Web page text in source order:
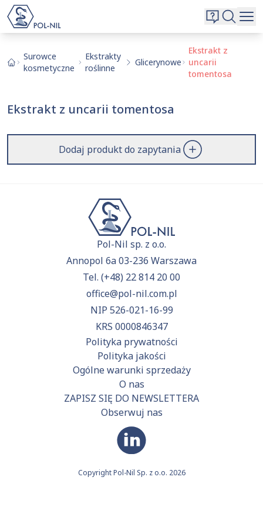
O nas
Surowce
kosmetyczne
Ekstrakty
roślinne
Glicerynowe
Ekstrakt z
uncarii
tomentosa
Ekstrakt z uncarii tomentosa
Dodaj produkt do zapytania
Pol-Nil sp. z o.o.
Annopol 6a 03-236 Warszawa
Tel. (+48) 22 814 20 00
office@pol-nil.com.pl
NIP 526-021-16-99
KRS 0000846347
Polityka prywatności
Polityka jakości
Ogólne warunki sprzedaży
O nas
ZAPISZ SIĘ DO NEWSLETTERA
Obserwuj nas
Copyright Pol-Nil Sp. z o.o. 2026
Wybrane surowce i substancje
Przejdź do ofertyi dodaj surowce, o których chcesz
Wyszukiwarka